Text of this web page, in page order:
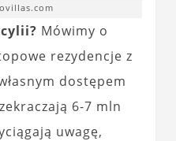
Mówimy o
rezydencje z
dostępem
6-7 mln
uwagę,